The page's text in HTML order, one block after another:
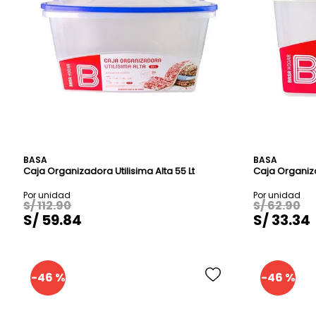
BASA
Caja Organizadora Utilisima Alta 55 Lt
S/112.90
S/ 59.84
BASA
Caja
S/62.90
S/33.34
-46 % -46 %